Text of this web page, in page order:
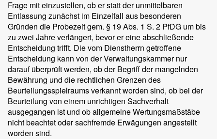
Frage mit einzustellen, ob er statt der unmittelbaren
Entlassung zunächst im Einzelfall aus besonderen
Gründen die Probezeit gem. § 19 Abs. 1 S. 2 PfDG um bis
zu zwei Jahre verlängert, bevor er eine abschließende
Entscheidung trifft. Die vom Dienstherrn getroffene
Entscheidung kann von der Verwaltungskammer nur
darauf überprüft werden, ob der Begriff der mangelnden
Bewährung und die rechtlichen Grenzen des
Beurteilungsspielraums verkannt worden sind, ob bei der
Beurteilung von einem unrichtigen Sachverhalt
ausgegangen ist und ob allgemeine Wertungsmaßstäbe
nicht beachtet oder sachfremde Erwägungen angestellt
worden sind.